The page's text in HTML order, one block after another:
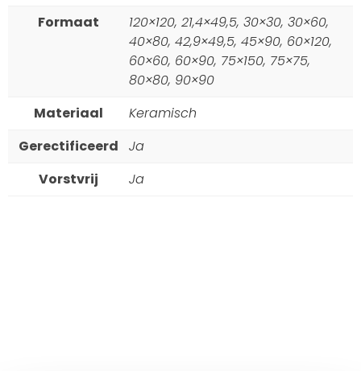
Formaat
120×120, 21,4×49,5, 30×30, 30×60,
40×80, 42,9×49,5, 45×90, 60×120,
60×60, 60×90, 75×150, 75×75,
80×80, 90×90
Materiaal
Keramisch
Gerectificeerd
Ja
Vorstvrij
Ja